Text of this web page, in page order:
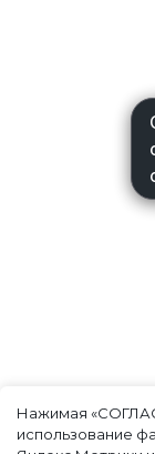
Нажимая
использование